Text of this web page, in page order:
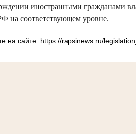
иностранными гражданами
на соответствующем уровне.
на сайте: https://rapsinews.ru/